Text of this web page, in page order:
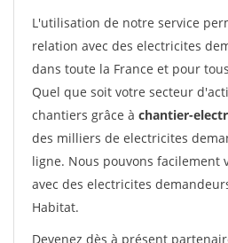
L'utilisation de notre service
relation avec des electricites
dans toute la France et pour
Quel que soit votre secteur
chantiers grâce à chantier-
des milliers de electricites
ligne. Nous pouvons facilement
avec des electricites
Habitat.
Devenez dès à présent